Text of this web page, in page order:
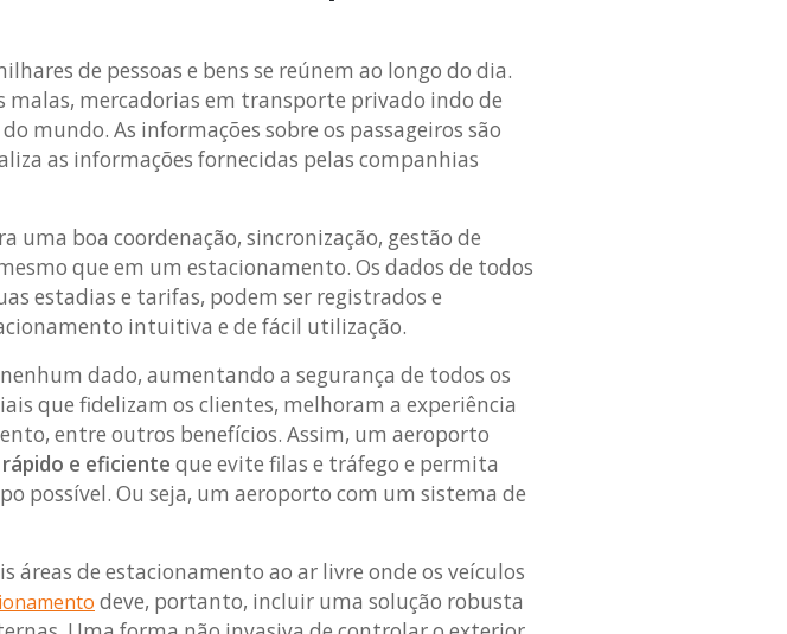
de pessoas e bens se reúnem ao longo do dia.
malas, mercadorias em transporte privado indo de
mundo. As informações sobre os passageiros são
as informações fornecidas pelas companhias
uma boa coordenação, sincronização, gestão de
que em um estacionamento. Os dados de todos
estadias e tarifas, podem ser registrados e
intuitiva e de fácil utilização.
dado, aumentando a segurança de todos os
que fidelizam os clientes, melhoram a experiência
entre outros benefícios. Assim, um aeroporto
e eficiente que evite filas e tráfego e permita
possível. Ou seja, um aeroporto com um sistema de
áreas de estacionamento ao ar livre onde os veículos
deve, portanto, incluir uma solução robusta